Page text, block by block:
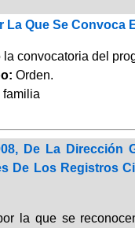
La Que Se
convocatoria del
Orden.
familia
De La
De Los Registros
la que se